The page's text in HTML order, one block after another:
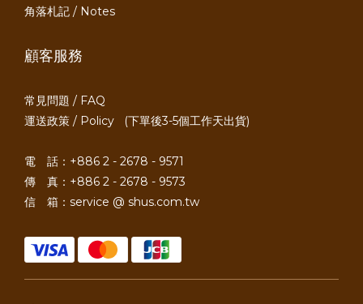
角落札記 / Notes
顧客服務
常見問題 / FAQ
運送政策 / Policy (下單後3-5個工作天出貨)
電 話：+886 2 - 2678 - 9571
傳 真：+886 2 - 2678 - 9573
信 箱：service @ shus.com.tw